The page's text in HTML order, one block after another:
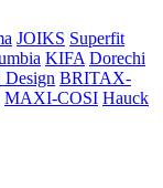
JOIKS Superfit
KIFA Dorechi
BRITAX-
MAXI-COSI Hauck